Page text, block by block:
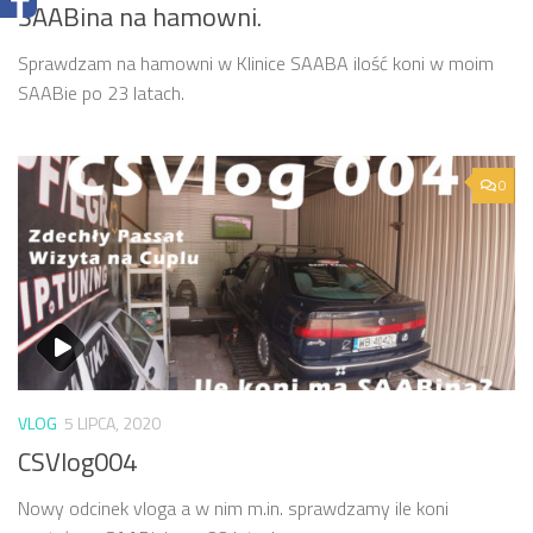
SAABina na hamowni.
Sprawdzam na hamowni w Klinice SAABA ilość koni w moim
SAABie po 23 latach.
0
VLOG 5 LIPCA, 2020
CSVlog004
Nowy odcinek vloga a w nim m.in. sprawdzamy ile koni